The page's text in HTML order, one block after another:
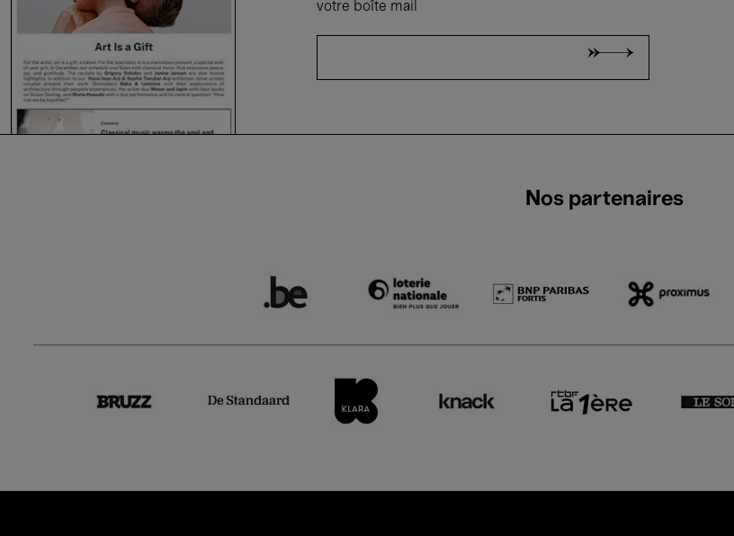
votre boîte mail
Nos partenaires